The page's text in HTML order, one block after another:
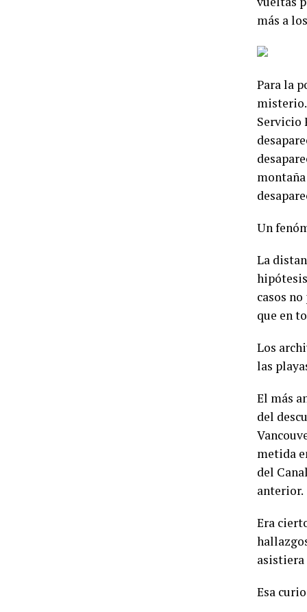
más a
Para la
misterio.
Servicio
Un
La
casos
que en
Los
las
El más
del
metida
del
anterior.
Era
asistiera
Esa